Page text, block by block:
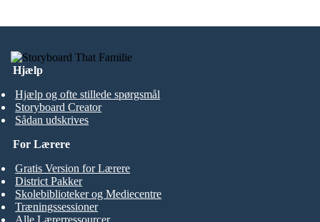
Hjælp
Hjælp og ofte stillede spørgsmål
Storyboard Creator
Sådan udskrives
For Lærere
Gratis Version for Lærere
District Pakker
Skolebiblioteker og Mediecentre
Træningssessioner